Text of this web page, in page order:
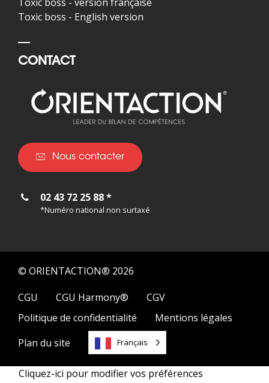
Toxic boss - English version
CONTACT
Nous contacter
02 43 72 25 88 *
*Numéro national non surtaxé
© ORIENTACTION® 2026
CGU
CGU Harmony®
CGV
Politique de confidentialité
Mentions légales
Plan du site
Français
Cliquez-ici pour modifier vos préférences
02 43 72 25 88 *